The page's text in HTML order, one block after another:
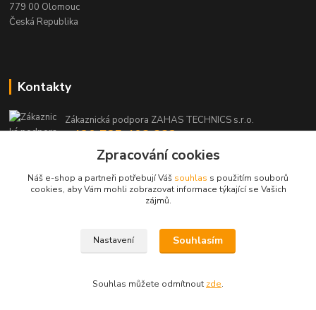
779 00 Olomouc
Česká Republika
Kontakty
Zákaznická podpora ZAHAS TECHNICS s.r.o.
+420 725 408 883
(Po-Pá, 8-16 hod.)
info@zahas-technics.eu
© ZAHAS TECHNICS s.r.o. 2023
Zpracování cookies
Náš e-shop a partneři potřebují Váš souhlas s použitím souborů
cookies, aby Vám mohli zobrazovat informace týkající se Vašich
zájmů.
Nastavení Souhlasím
Souhlas můžete odmítnout zde.